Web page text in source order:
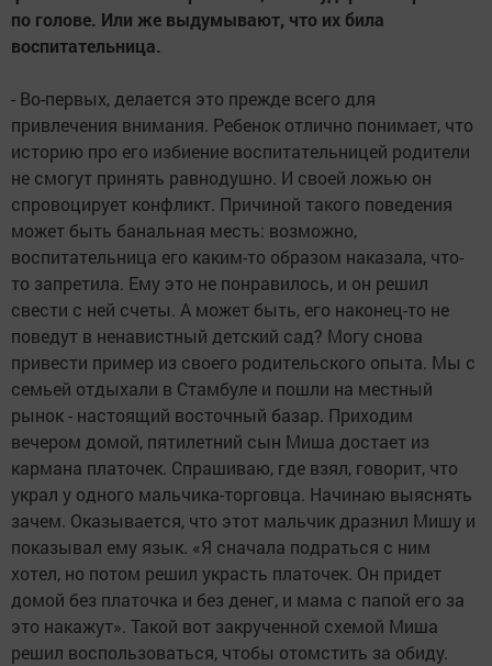
по голове. Или же выдумывают, что их била
воспитательница.
- Во-первых, делается это прежде всего для
привлечения внимания. Ребенок отлично понимает, что
историю про его избиение воспитательницей родители
не смогут принять равнодушно. И своей ложью он
спровоцирует конфликт. Причиной такого поведения
может быть банальная месть: возможно,
воспитательница его каким-то образом наказала, что-
то запретила. Ему это не понравилось, и он решил
свести с ней счеты. А может быть, его наконец-то не
поведут в ненавистный детский сад? Могу снова
привести пример из своего родительского опыта. Мы с
семьей отдыхали в Стамбуле и пошли на местный
рынок - настоящий восточный базар. Приходим
вечером домой, пятилетний сын Миша достает из
кармана платочек. Спрашиваю, где взял, говорит, что
украл у одного мальчика-торговца. Начинаю выяснять
зачем. Оказывается, что этот мальчик дразнил Мишу и
показывал ему язык. «Я сначала подраться с ним
хотел, но потом решил украсть платочек. Он придет
домой без платочка и без денег, и мама с папой его за
это накажут». Такой вот закрученной схемой Миша
решил воспользоваться, чтобы отомстить за обиду.